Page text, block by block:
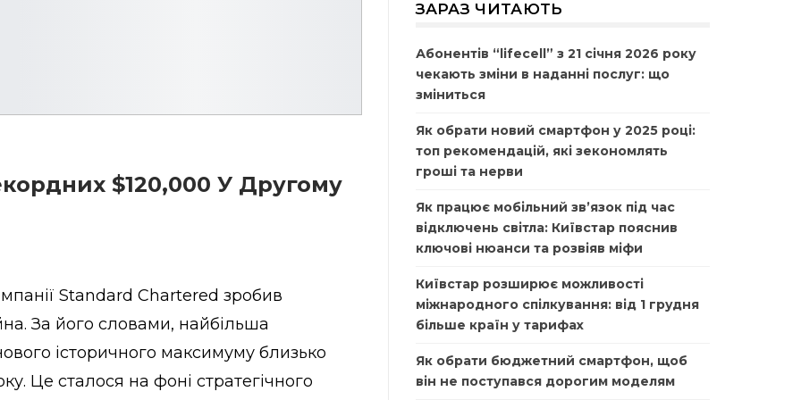
$120,000 У Другому
Standard Chartered зробив
За його словами, найбільша
історичного максимуму близько
Це сталося на фоні стратегічного
ЗАРАЗ ЧИТАЮТЬ
Абонентів “lifecell” з 21 січня 2026 року
чекають зміни в наданні послуг: що
зміниться
Як обрати новий смартфон у 2025 році:
топ рекомендацій, які зекономлять
гроші та нерви
Як працює мобільний зв’язок під час
відключень світла: Київстар пояснив
ключові нюанси та розвіяв міфи
Київстар розширює можливості
міжнародного спілкування: від 1 грудня
більше країн у тарифах
Як обрати бюджетний смартфон, щоб
він не поступався дорогим моделям